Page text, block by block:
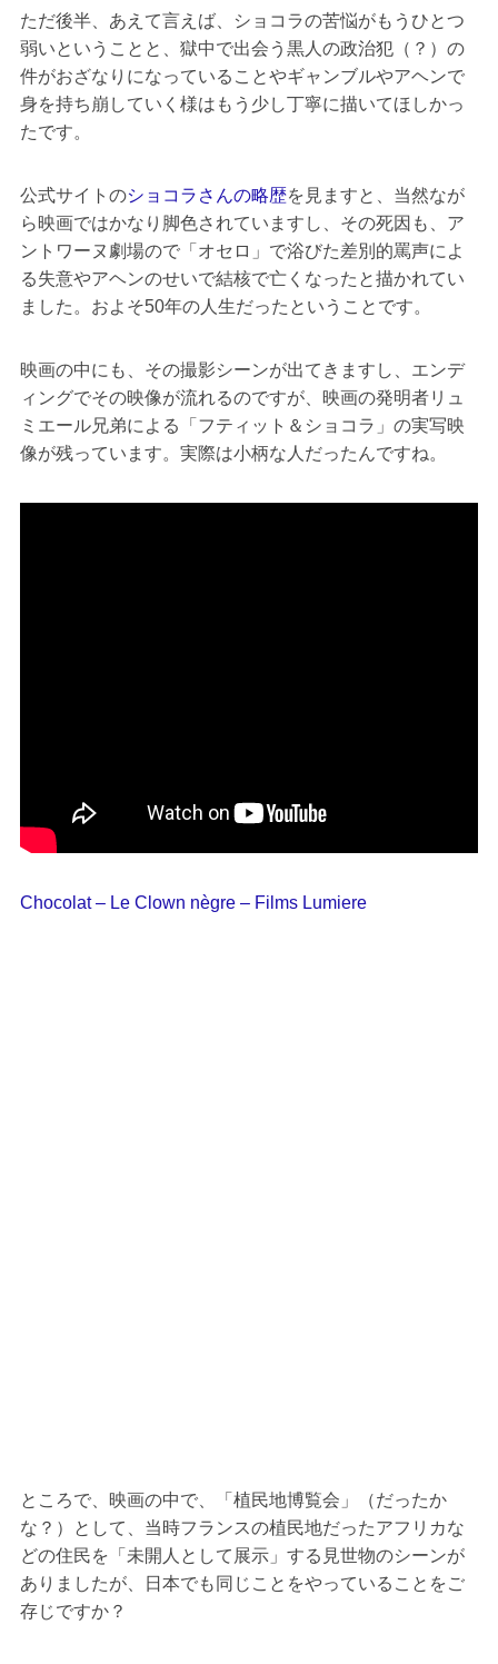
ただ後半、あえて言えば、ショコラの苦悩がもうひとつ
弱いということと、獄中で出会う黒人の政治犯（？）の
件がおざなりになっていることやギャンブルやアヘンで
身を持ち崩していく様はもう少し丁寧に描いてほしかっ
たです。
公式サイトのショコラさんの略歴を見ますと、当然なが
ら映画ではかなり脚色されていますし、その死因も、ア
ントワーヌ劇場ので「オセロ」で浴びた差別的罵声によ
る失意やアヘンのせいで結核で亡くなったと描かれてい
ました。およそ50年の人生だったということです。
映画の中にも、その撮影シーンが出てきますし、エンデ
ィングでその映像が流れるのですが、映画の発明者リュ
ミエール兄弟による「フティット＆ショコラ」の実写映
像が残っています。実際は小柄な人だったんですね。
Chocolat – Le Clown nègre – Films Lumiere
ところで、映画の中で、「植民地博覧会」（だったか
な？）として、当時フランスの植民地だったアフリカな
どの住民を「未開人として展示」する見世物のシーンが
ありましたが、日本でも同じことをやっていることをご
存じですか？